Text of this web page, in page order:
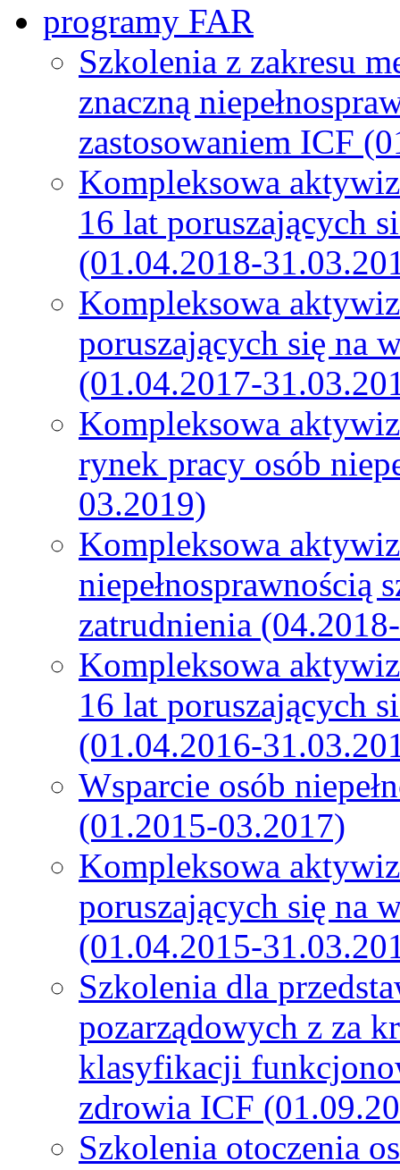
programy FAR
Szkolenia z zakresu
znaczną
zastosowaniem ICF
Kompleksowa
16 lat poruszających
(01.04.2018-
Kompleksowa
poruszających się na
(01.04.2017-
Kompleksowa
rynek pracy osób
03.2019)
Kompleksowa
niepełnosprawnością
zatrudnienia
Kompleksowa
16 lat poruszających
(01.04.2016-
Wsparcie osób
(01.2015-03.2017)
Kompleksowa
poruszających się na
(01.04.2015-
Szkolenia dla
pozarządowych z za
klasyfikacji
zdrowia ICF
Szkolenia otoczenia